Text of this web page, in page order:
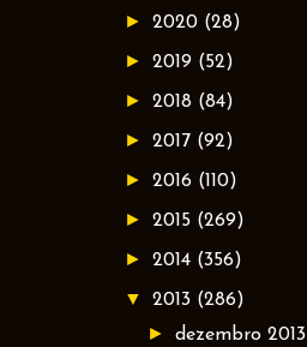
► 2020 (28)
► 2019 (52)
► 2018 (84)
► 2017 (92)
► 2016 (110)
► 2015 (269)
► 2014 (356)
▼ 2013 (286)
►dezembro 2013